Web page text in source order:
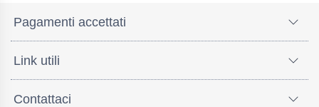
Pagamenti accettati
Link utili
Contattaci